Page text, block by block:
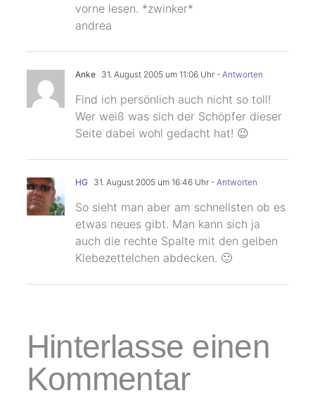
vorne lesen. *zwinker*
andrea
Anke 31. August 2005 um 11:06 Uhr- Antworten
Find ich persönlich auch nicht so toll!
Wer weiß was sich der Schöpfer dieser
Seite dabei wohl gedacht hat! 😉
HG 31. August 2005 um 16:46 Uhr- Antworten
So sieht man aber am schnellsten ob es
etwas neues gibt. Man kann sich ja
auch die rechte Spalte mit den gelben
Klebezettelchen abdecken. 🙂
Hinterlasse einen
Kommentar